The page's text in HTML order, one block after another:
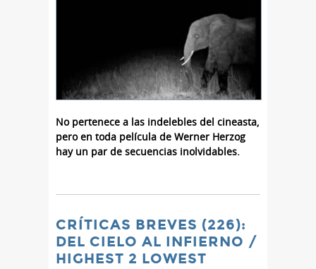
No pertenece a las indelebles del cineasta,
pero en toda película de Werner Herzog
hay un par de secuencias inolvidables.
CRÍTICAS BREVES (226):
DEL CIELO AL INFIERNO /
HIGHEST 2 LOWEST